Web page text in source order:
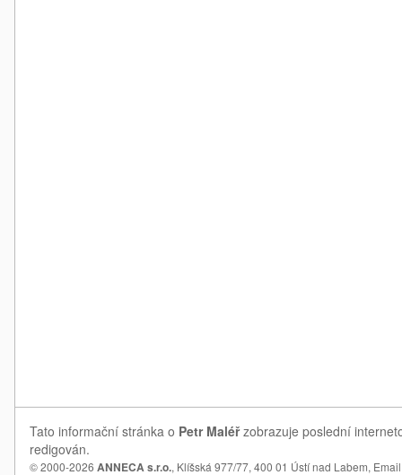
Tato informační stránka o Petr Maléřzobrazuje poslední
redigován.
© 2000-2026 ANNECA s.r.o., Klíšská 977/77, 400 01 Ústí nad Labem,